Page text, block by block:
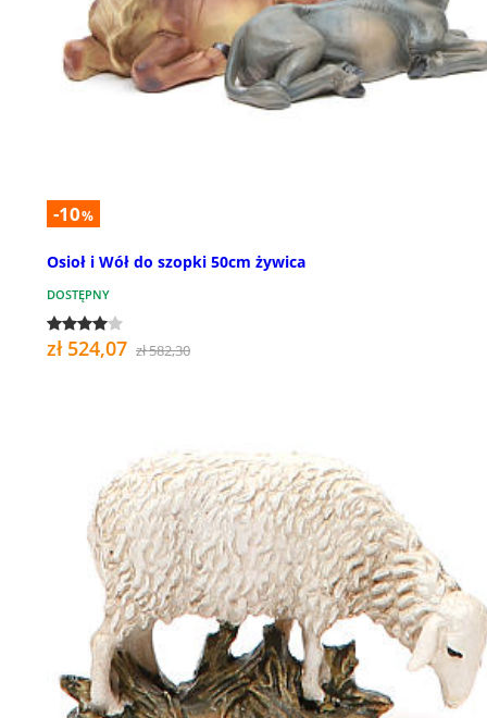
-10%
Osioł i Wół do szopki 50cm żywica
DOSTĘPNY
zł 524,07 zł 582,30